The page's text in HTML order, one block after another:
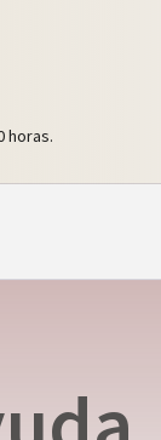
horas.